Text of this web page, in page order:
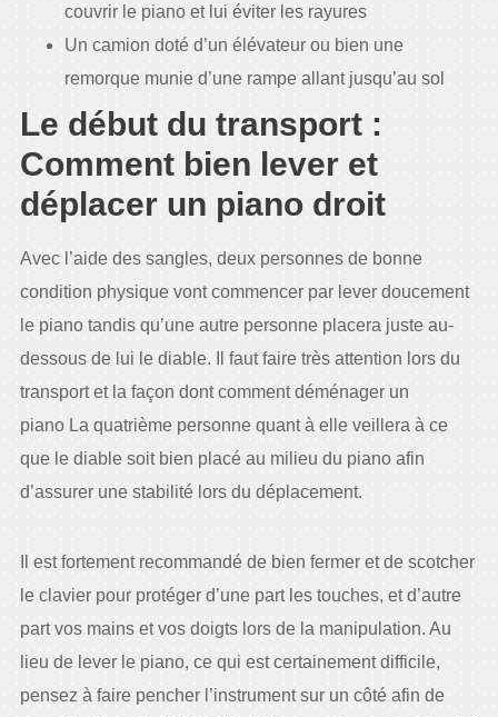
couvrir le piano et lui éviter les rayures
Un camion doté d’un élévateur ou bien une
remorque munie d’une rampe allant jusqu’au sol
Le début du transport :
Comment bien lever et
déplacer un piano droit
Avec l’aide des sangles, deux personnes de bonne
condition physique vont commencer par lever doucement
le piano tandis qu’une autre personne placera juste au-
dessous de lui le diable. Il faut faire très attention lors du
transport et la façon dont comment déménager un
piano La quatrième personne quant à elle veillera à ce
que le diable soit bien placé au milieu du piano afin
d’assurer une stabilité lors du déplacement.
Il est fortement recommandé de bien fermer et de scotcher
le clavier pour protéger d’une part les touches, et d’autre
part vos mains et vos doigts lors de la manipulation. Au
lieu de lever le piano, ce qui est certainement difficile,
pensez à faire pencher l’instrument sur un côté afin de